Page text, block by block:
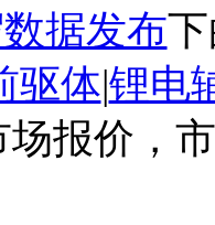
据发布
驱体|锂电
场报价，